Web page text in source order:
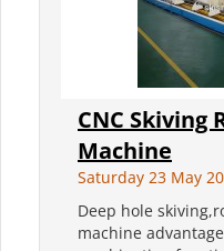
CNC Skiving
Machine
Saturday 23 May
Deep hole
machine